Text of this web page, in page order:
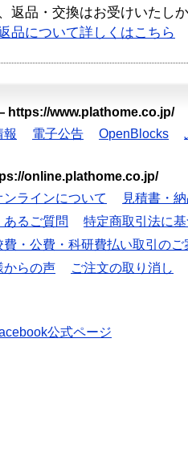
返品・交換はお受けいたし
品について詳しくはこちら
https://www.plathome.co.jp/
報 電子公告 OpenBlocks
online.plathome.co.jp/
ラインについて
見積書・
あるご質問
特定商取引法に
費・公費・科研費払い取引のご
からの声 ご注文の取り消し
公式ページ